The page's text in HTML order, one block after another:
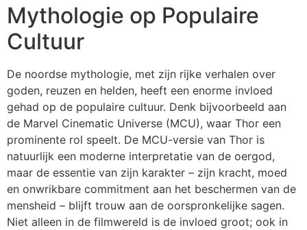
Mythologie op Populaire
Cultuur
De noordse mythologie, met zijn rijke verhalen over
goden, reuzen en helden, heeft een enorme invloed
gehad op de populaire cultuur. Denk bijvoorbeeld aan
de Marvel Cinematic Universe (MCU), waar Thor een
prominente rol speelt. De MCU-versie van Thor is
natuurlijk een moderne interpretatie van de oergod,
maar de essentie van zijn karakter – zijn kracht, moed
en onwrikbare commitment aan het beschermen van de
mensheid – blijft trouw aan de oorspronkelijke sagen.
Niet alleen in de filmwereld is de invloed groot; ook in